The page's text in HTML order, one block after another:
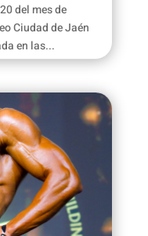
del mes de
Ciudad de Jaén
en las...